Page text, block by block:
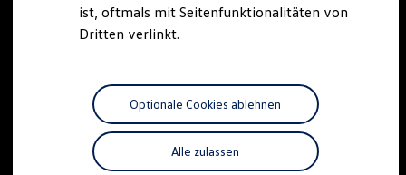
Software Updates
Service und Ersatzteile
Motorenöl und Flüssigkeiten
Räder und Reifen
Pannen- und Unfallhilfe
Economy Service
Volkswagen Teile
Zubehör
ist, oftmals mit Seitenfunktionalitäten von
Dritten verlinkt.
Alle zulassen
Optionale Cookies ablehnen